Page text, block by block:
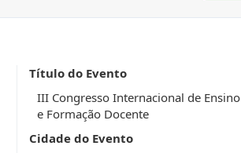
Título do Evento
III Congresso Internacional de Ensino
e Formação Docente
Cidade do Evento